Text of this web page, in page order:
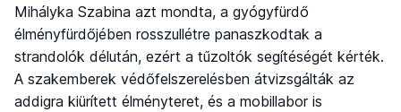
Mihályka Szabina azt mondta, a gyógyfürdő
élményfürdőjében rosszullétre panaszkodtak a
strandolók délután, ezért a tűzoltók segítéségét kérték.
A szakemberek védőfelszerelésben átvizsgálták az
addigra kiürített élményteret, és a mobillabor is